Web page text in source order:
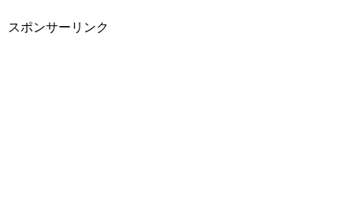
スポンサーリンク